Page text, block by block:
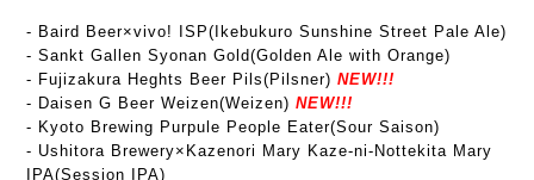
- Baird Beer×vivo! ISP(Ikebukuro Sunshine Street Pale Ale)
- Sankt Gallen Syonan Gold(Golden Ale with Orange)
- Fujizakura Heghts Beer Pils(Pilsner) NEW!!!
- Daisen G Beer Weizen(Weizen) NEW!!!
- Kyoto Brewing Purpule People Eater(Sour Saison)
- Ushitora Brewery×Kazenori Mary Kaze-ni-Nottekita Mary
IPA(Session IPA)